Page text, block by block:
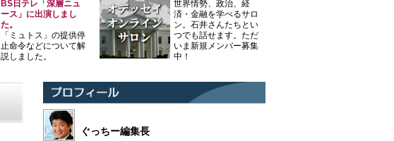
BS日テレ「深層ニュ
ース」に出演しまし
た。
「ミュトス」の提供停
止命令などについて解
説しました。
世界情勢、政治、経
済・金融を学べるサロ
ン。石井さんたちとい
つでも話せます。ただ
いま新規メンバー募集
中！
ぐっちー編集長